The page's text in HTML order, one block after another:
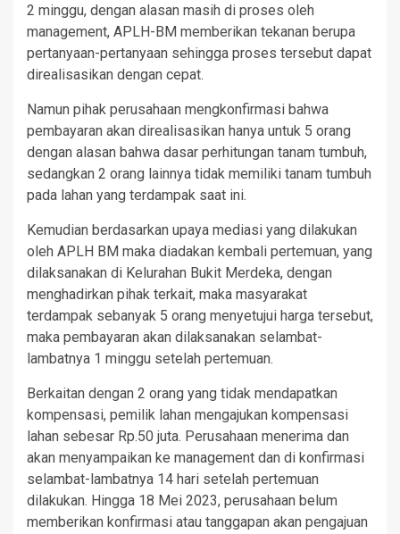
2 minggu, dengan alasan masih di proses oleh
management, APLH-BM memberikan tekanan berupa
pertanyaan-pertanyaan sehingga proses tersebut dapat
direalisasikan dengan cepat.
Namun pihak perusahaan mengkonfirmasi bahwa
pembayaran akan direalisasikan hanya untuk 5 orang
dengan alasan bahwa dasar perhitungan tanam tumbuh,
sedangkan 2 orang lainnya tidak memiliki tanam tumbuh
pada lahan yang terdampak saat ini.
Kemudian berdasarkan upaya mediasi yang dilakukan
oleh APLH BM maka diadakan kembali pertemuan, yang
dilaksanakan di Kelurahan Bukit Merdeka, dengan
menghadirkan pihak terkait, maka masyarakat
terdampak sebanyak 5 orang menyetujui harga tersebut,
maka pembayaran akan dilaksanakan selambat-
lambatnya 1 minggu setelah pertemuan.
Berkaitan dengan 2 orang yang tidak mendapatkan
kompensasi, pemilik lahan mengajukan kompensasi
lahan sebesar Rp.50 juta. Perusahaan menerima dan
akan menyampaikan ke management dan di konfirmasi
selambat-lambatnya 14 hari setelah pertemuan
dilakukan. Hingga 18 Mei 2023, perusahaan belum
memberikan konfirmasi atau tanggapan akan pengajuan